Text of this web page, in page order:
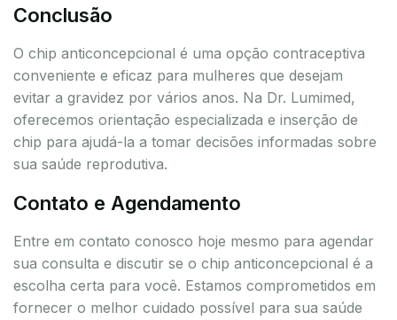
Conclusão
O chip anticoncepcional é uma opção contraceptiva
conveniente e eficaz para mulheres que desejam
evitar a gravidez por vários anos. Na Dr. Lumimed,
oferecemos orientação especializada e inserção de
chip para ajudá-la a tomar decisões informadas sobre
sua saúde reprodutiva.
Contato e Agendamento
Entre em contato conosco hoje mesmo para agendar
sua consulta e discutir se o chip anticoncepcional é a
escolha certa para você. Estamos comprometidos em
fornecer o melhor cuidado possível para sua saúde